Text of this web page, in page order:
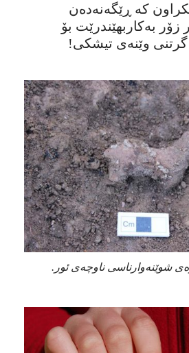
کە ڕێگەنەدەن
بەکاربهێندرێت بۆ
گرتنی وێنەی تیشکی!
شوێنەوارناسی ناوچەی ئور.